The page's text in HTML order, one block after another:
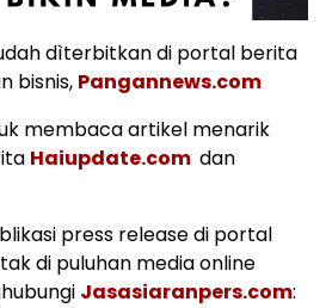
dìterbitkan di portal berita
bisnis, Pangannews.com
membaca artikel menarik
Haiupdate.com dan
press release di portal
di puluhan media online
Jasasiaranpers.com: